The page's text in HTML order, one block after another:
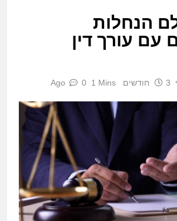
הנחלות
עם עורך דין
3 חודשים Ago 0 1 Mins